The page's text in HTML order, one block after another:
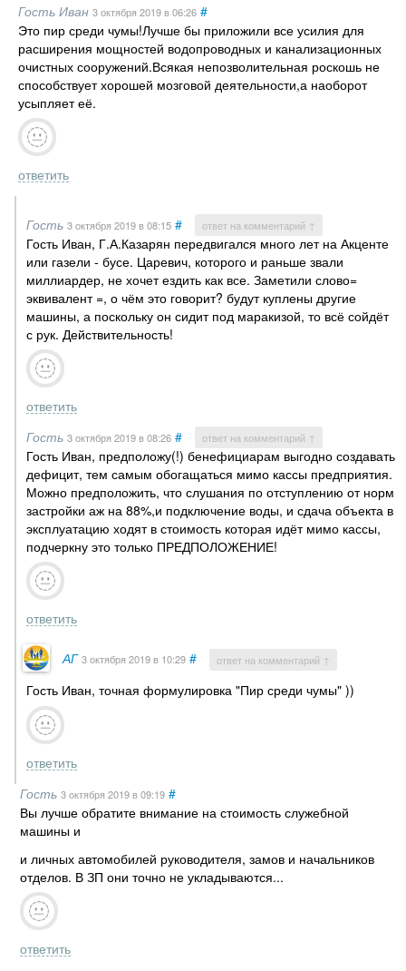
Гость Иван 3 октября 2019в 06:26 #
Это пир среди чумы!Лучше бы приложили все усилия для
расширения мощностей водопроводных и канализационных
очистных сооружений.Всякая непозволительная роскошь не
способствует хорошей мозговой деятельности,а наоборот
усыпляет её.
ответить
Гость 3 октября 2019в 08:15 # ответ на комментарий ↑
Гость Иван, Г.А.Казарян передвигался много лет на Акценте
или газели - бусе. Царевич, которого и раньше звали
миллиардер, не хочет ездить как все. Заметили слово=
эквивалент =, о чём это говорит? будут куплены другие
машины, а поскольку он сидит под маракизой, то всё сойдёт
с рук. Действительность!
ответить
Гость 3 октября 2019в 08:26 # ответ на комментарий ↑
Гость Иван, предположу(!) бенефициарам выгодно создавать
дефицит, тем самым обогащаться мимо кассы предприятия.
Можно предположить, что слушания по отступлению от норм
застройки аж на 88%,и подключение воды, и сдача объекта в
эксплуатацию ходят в стоимость которая идёт мимо кассы,
подчеркну это только ПРЕДПОЛОЖЕНИЕ!
ответить
АГ 3 октября 2019в 10:29 # ответ на комментарий ↑
Гость Иван, точная формулировка "Пир среди чумы" ))
ответить
Гость 3 октября 2019в 09:19 #
Вы лучше обратите внимание на стоимость служебной
машины и
и личных автомобилей руководителя, замов и начальников
отделов. В ЗП они точно не укладываются...
ответить